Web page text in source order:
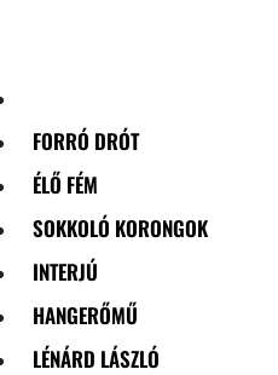
FORRÓ DRÓT
ÉLŐ FÉM
SOKKOLÓ KORONGOK
INTERJÚ
HANGERŐMŰ
LÉNÁRD LÁSZLÓ